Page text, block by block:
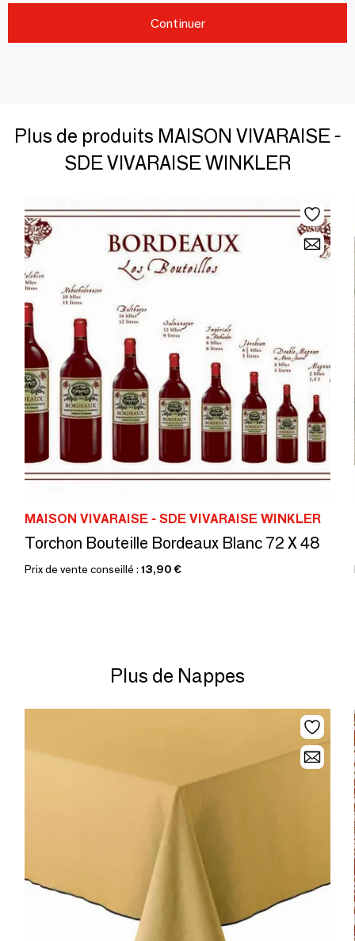
Continuer
Plus de produits MAISON VIVARAISE -
SDE VIVARAISE WINKLER
MAISON VIVARAISE - SDE VIVARAISE WINKLER
Torchon Bouteille Bordeaux Blanc 72 X 48
Prix de vente conseillé : 13,90 €
Plus de Nappes